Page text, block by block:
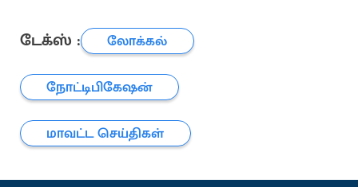
டேக்ஸ் :
லோக்கல்
நோட்டிபிகேஷன்
மாவட்ட செய்திகள்